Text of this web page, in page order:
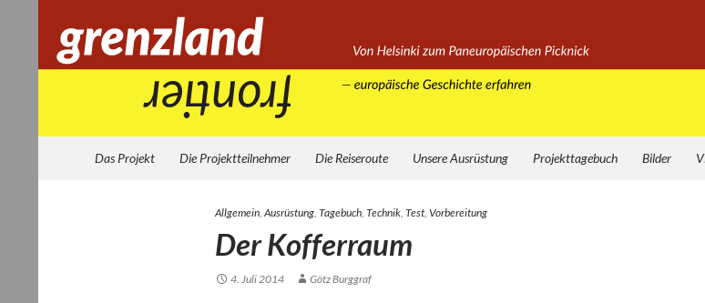
Grenzland
Das Projekt Die Projektteilnehmer Die Reiseroute Unsere Ausrüstung Projekttagebuch Bilder
Allgemein,Ausrüstung, Tagebuch, Technik, Test, Vorbereitung
Der Kofferraum
4. Juli 2014 Götz Burggraf